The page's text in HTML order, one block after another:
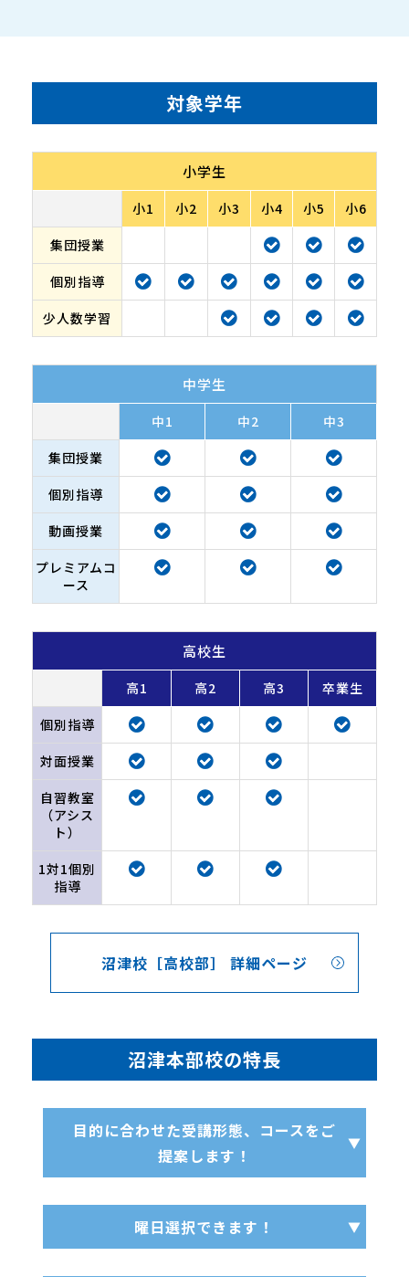
対象学年
小学生
小1 小2 小3 小4 小5
小6
集団授業
個別指導
少人数学習
中学生
中1 中2
中3
集団授業
個別指導
動画授業
プレミアムコ
ース
高校生
高1 高2 高3
卒業生
個別指導
対面授業
自習教室
（アシス
ト）
1対1個別
指導
沼津校［高校部］ 詳細ページ
沼津本部校の特長
目的に合わせた受講形態、コースをご
提案します！
曜日選択できます！